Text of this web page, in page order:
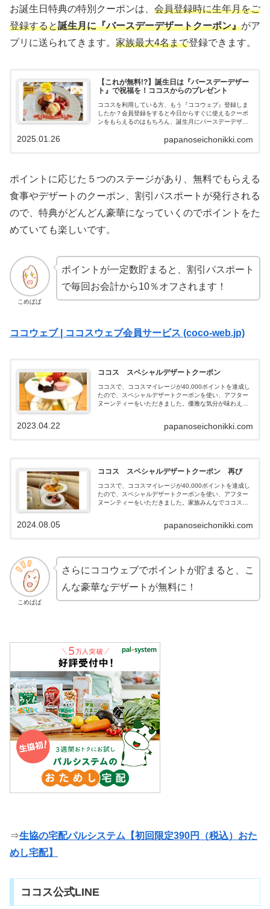
お誕生日特典の特別クーポンは、 会員登録時に生年月をご
登録すると誕生月に『バースデーデザートクーポン』がア
プリに送られてきます。 家族最大4名まで登録できます。
【これが無料!?】誕生日は『バースデーデザー
ト』で祝福を！ココスからのプレゼント
ココスを利用している方、もう『ココウェブ』登録しま
したか？会員登録をすると今日からすぐに使えるクーポ
ンをもらえるのはもちろん、誕生月にバースデーデザー
ることで家族もプレゼントされます（※最大4名まで）。
papanoseichonikki.com
2025.01.26
ポイントに応じた５つのステージがあり、無料でもらえる
食事やデザートのクーポン、割引パスポートが発行される
ので、特典がどんどん豪華になっていくのでポイントをた
めていても楽しいです。
こめぱぱ
ポイントが一定数貯まると、割引パスポート
で毎回お会計から10％オフされます！
ココウェブ | ココスウェブ会員サービス (coco-web.jp)
ココス スペシャルデザートクーポン
ココスで、ココスマイレージが40,000ポイントを達成し
たので、スペシャルデザートクーポンを使い、アフター
ヌーンティーをいただきました。優雅な気分が味わえた
papanoseichonikki.com
2023.04.22
ココス スペシャルデザートクーポン 再び
ココスで、ココスマイレージが40,000ポイントを達成し
たので、スペシャルデザートクーポンを使い、アフター
ヌーンティーをいただきました。家族みんなでココスを
papanoseichonikki.com
2024.08.05
こめぱぱ
さらにココウェブでポイントが貯まると、こ
んな豪華なデザートが無料に！
⇒生協の宅配パルシステム【初回限定390円（税込）おた
めし宅配】
ココス公式LINE